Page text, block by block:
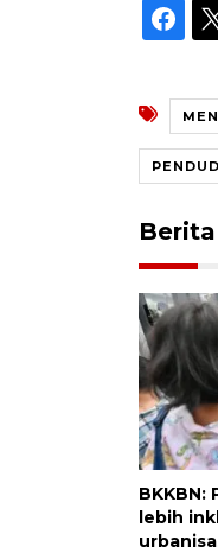
BKKBN:
lebih